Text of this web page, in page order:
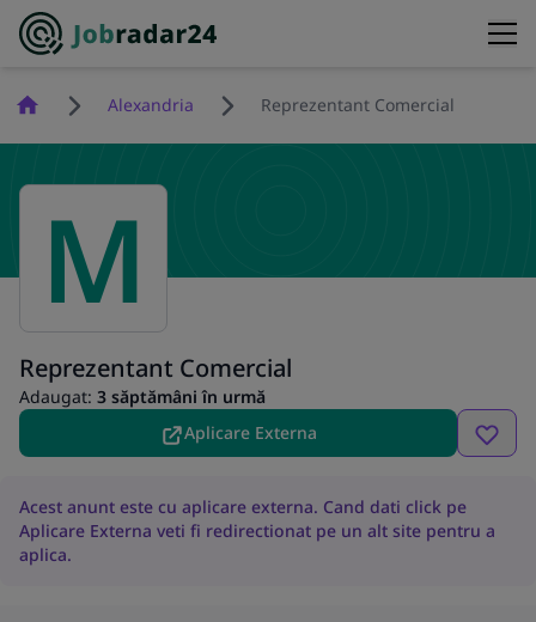
HomepageAlexandria Reprezentant Comercial
M
Reprezentant Comercial
Adaugat: 3 săptămâni în urmă
Aplicare Externa
Acest anunt este cu aplicare externa. Cand dati click pe
Aplicare Externa veti fi redirectionat pe un alt site pentru a
aplica.